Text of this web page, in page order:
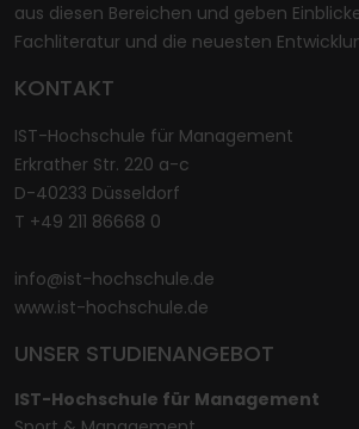
aus diesen Bereichen und geben
Fachliteratur und die neuesten
KONTAKT
IST-Hochschule für Management
Erkrather Str. 220 a-c
D-40233 Düsseldorf
T +49 211 86668 0
info@ist-hochschule.de
www.ist-hochschule.de
UNSER STUDIENANGEBOT
IST-Hochschule für Management